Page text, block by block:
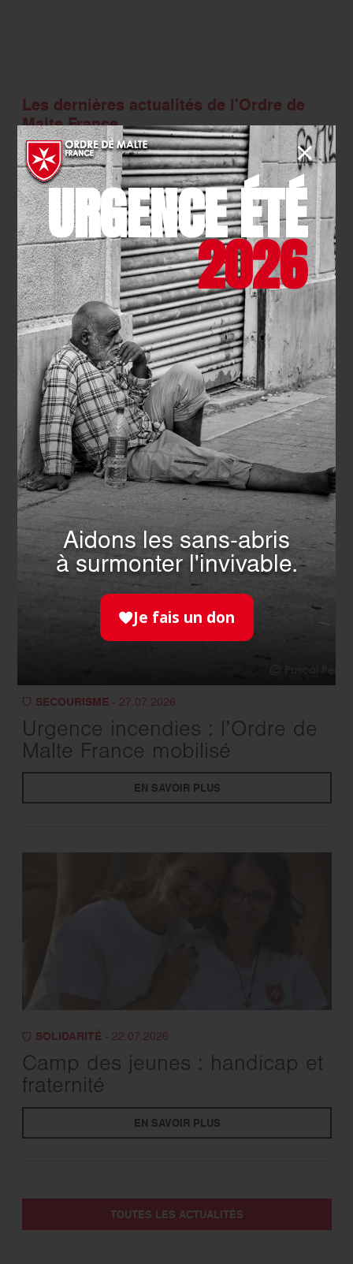
Les dernières actualités de l'Ordre de
Malte France
SECOURISME- 04.08.2026
Face aux incendies, la
mobilisation de tous a fait la
différence : merci
EN SAVOIR PLUS
SECOURISME- 27.07.2026
Urgence incendies : l’Ordre de
Malte France mobilisé
EN SAVOIR PLUS
SOLIDARITÉ- 22.07.2026
Camp des jeunes : handicap et
fraternité
EN SAVOIR PLUS
TOUTES LES ACTUALITÉS
URGENCE ÉTÉ
2026
Aidons les sans-abris
à surmonter l'invivable.
Je fais un don